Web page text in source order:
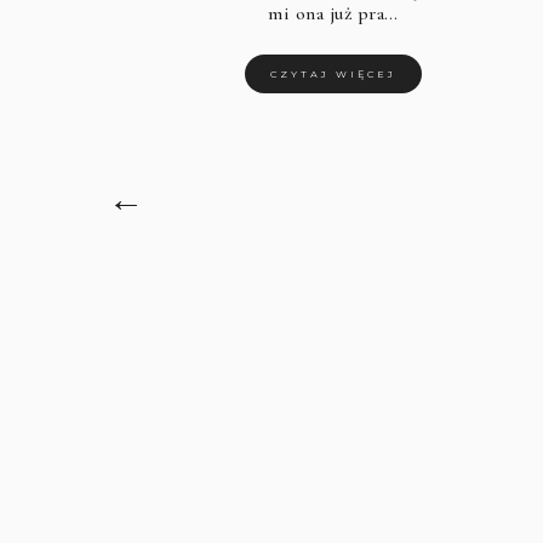
mi ona już pra…
CZYTAJ WIĘCEJ
←